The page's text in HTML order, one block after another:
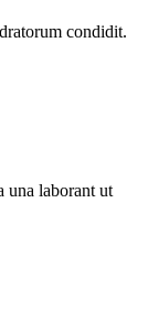
condidit.
una laborant ut